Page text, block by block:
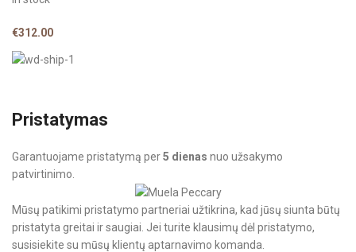
€312.00
Pristatymas
Garantuojame pristatymą per5 dienas nuo užsakymo
patvirtinimo.
Mūsų patikimi pristatymo partneriai užtikrina, kad jūsų siunta būtų
pristatyta greitai ir saugiai. Jei turite klausimų dėl pristatymo,
susisiekite su mūsų klientų aptarnavimo komanda.